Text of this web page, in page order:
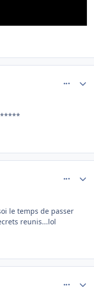
le temps de passer
reunis...lol